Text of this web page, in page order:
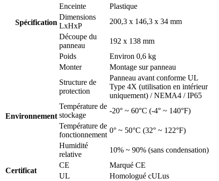
Spécification
Enceinte
Plastique
Dimensions
LxHxP
200,3 x 146,3 x 34 mm
Découpe du
panneau
192 x 138 mm
Poids
Environ 0,6 kg
Monter
Montage sur panneau
Environnement
Structure de
protection
Panneau avant conforme UL
Type 4X (utilisation en intérieur
uniquement) / NEMA4 / IP65
Température de
stockage
-20° ~ 60°C (-4° ~ 140°F)
Température de
fonctionnement
0° ~ 50°C (32° ~ 122°F)
Humidité
relative
10% ~ 90% (sans condensation)
Certificat
CE
Marqué CE
UL
Homologué cULus